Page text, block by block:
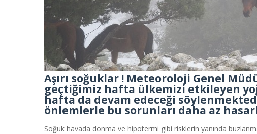
Aşırı soğuklar ! Meteoroloji Genel
geçtiğimiz hafta ülkemizi etkileyen
hafta da devam edeceği
önlemlerle bu sorunları daha az
Soğuk havada donma ve hipotermi gibi risklerin yanında